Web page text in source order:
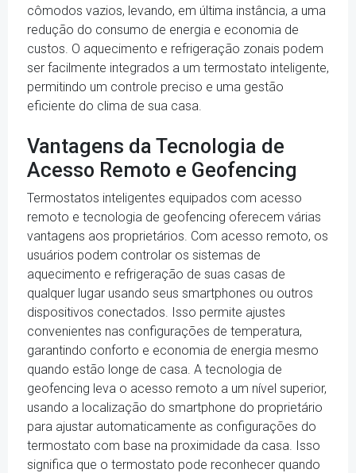
cômodos vazios, levando, em última instância, a uma
redução do consumo de energia e economia de
custos. O aquecimento e refrigeração zonais podem
ser facilmente integrados a um termostato inteligente,
permitindo um controle preciso e uma gestão
eficiente do clima de sua casa.
Vantagens da Tecnologia de
Acesso Remoto e Geofencing
Termostatos inteligentes equipados com acesso
remoto e tecnologia de geofencing oferecem várias
vantagens aos proprietários. Com acesso remoto, os
usuários podem controlar os sistemas de
aquecimento e refrigeração de suas casas de
qualquer lugar usando seus smartphones ou outros
dispositivos conectados. Isso permite ajustes
convenientes nas configurações de temperatura,
garantindo conforto e economia de energia mesmo
quando estão longe de casa. A tecnologia de
geofencing leva o acesso remoto a um nível superior,
usando a localização do smartphone do proprietário
para ajustar automaticamente as configurações do
termostato com base na proximidade da casa. Isso
significa que o termostato pode reconhecer quando